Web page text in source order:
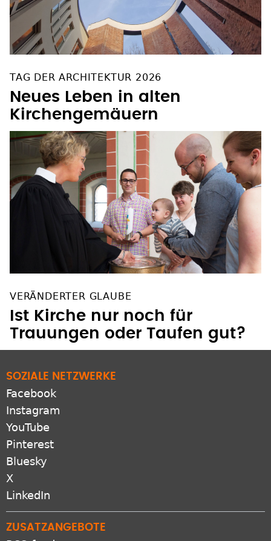
TAG DER ARCHITEKTUR 2026
Neues Leben in alten
Kirchengemäuern
VERÄNDERTER GLAUBE
Ist Kirche nur noch für
Trauungen oder Taufen gut?
SOZIALE NETZWERKE
Facebook
Instagram
YouTube
Pinterest
Bluesky
X
LinkedIn
ZUSATZANGEBOTE